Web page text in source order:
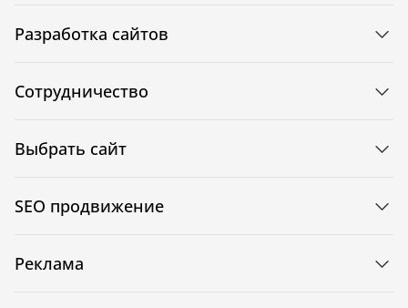
Разработка сайтов
Сотрудничество
Выбрать сайт
SEO продвижение
Реклама